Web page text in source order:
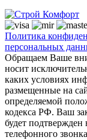
Политика
персональных
Обращаем Ваше
носит
каких условиях
размещенные на
определяемой
кодекса РФ. Ваш
будет
телефонного